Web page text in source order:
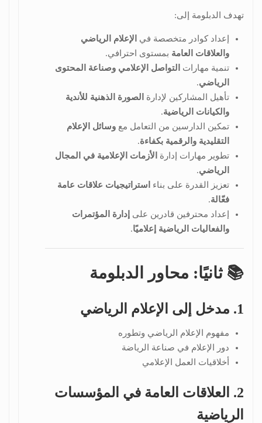
تهدف الدبلومة إلى:
إعداد كوادر متخصصة في
الإعلام الرياضي
والعلاقات العامة بمستوى احترافي.
تنمية مهارات
التواصل الإعلامي وصناعة المحتوى
الرياضي.
تأهيل المشاركين لإدارة
الصورة الذهنية للأندية
والكيانات الرياضية.
تمكين الدارسين من التعامل مع وسائل الإعلام
التقليدية والرقمية بكفاءة.
تطوير مهارات إدارة
الأزمات الإعلامية في المجال
الرياضي.
تعزيز القدرة على بناء
استراتيجيات علاقات عامة
فعّالة.
إعداد محترفين قادرين على إدارة المؤتمرات
والفعاليات الرياضية إعلاميًا.
📚 ثانيًا: محاور الدبلومة
1. مدخل إلى الإعلام الرياضي
مفهوم الإعلام الرياضي وتطوره
دور الإعلام في صناعة الرياضة
أخلاقيات العمل الإعلامي
2. العلاقات العامة في المؤسسات
الرياضية